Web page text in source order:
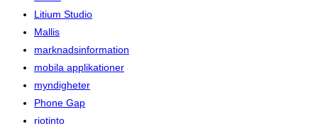
Litium Studio
Mallis
marknadsinformation
mobila applikationer
myndigheter
Phone Gap
riotinto